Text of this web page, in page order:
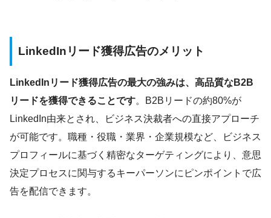
LinkedInリード獲得広告のメリット
LinkedInリード獲得広告の最大の強みは、高品質なB2B
リードを獲得できることです。B2Bリードの約80%が
LinkedIn由来とされ、ビジネス決裁者への直接アプローチ
が可能です。職種・役職・業界・企業規模など、ビジネス
プロフィールに基づく精密なターゲティングにより、意思
決定プロセスに関与するキーパーソンにピンポイントで広
告を配信できます。